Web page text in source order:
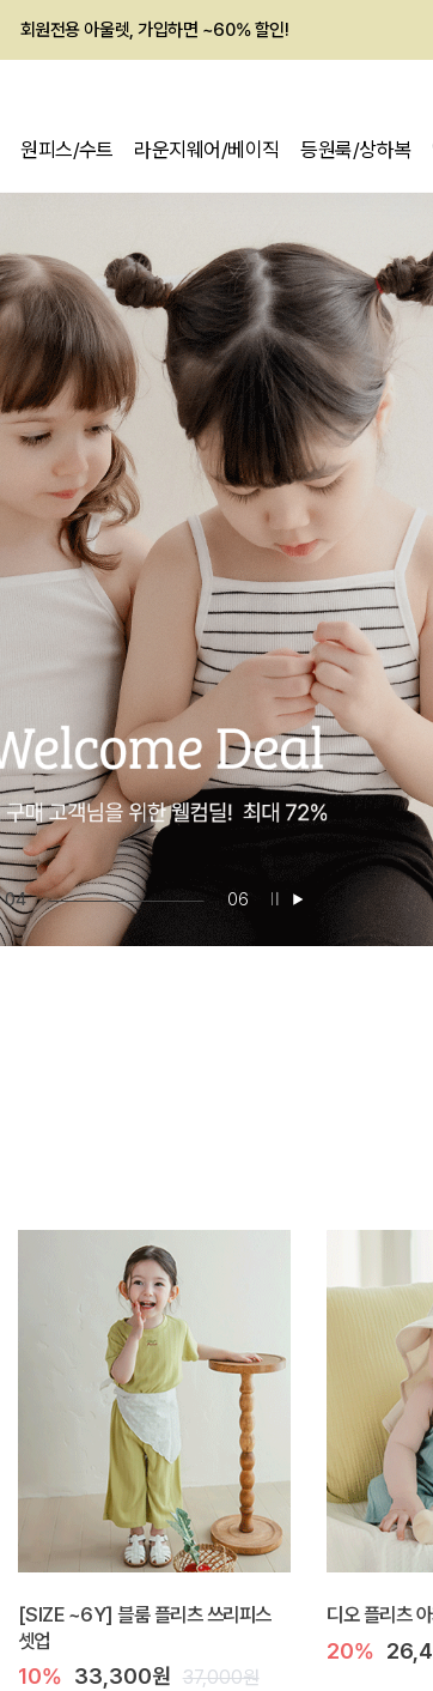
회원전용 아울렛, 가입하면 ~60% 할인!
원피스/수트 라운지웨어/베이직 등원룩/상하복
05 06
[SIZE ~6Y] 블룸 플리츠 쓰리피스
셋업
10% 33,300원 37,000원
디오 플리츠
20%